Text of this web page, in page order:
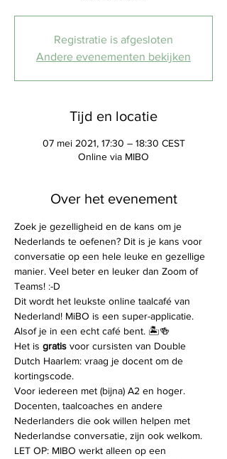
Registratie is afgesloten
Andere evenementen bekijken
Tijd en locatie
07 mei 2021, 17:30 – 18:30 CEST
Online via MIBO
Over het evenement
Zoek je gezelligheid en de kans om je
Nederlands te oefenen? Dit is je kans voor
conversatie op een hele leuke en gezellige
manier. Veel beter en leuker dan Zoom of
Teams! :-D
Dit wordt het leukste online taalcafé van
Nederland! MiBO is een super-applicatie.
Alsof je in een echt café bent. 🏝️🍻
Het is gratis voor cursisten van Double
Dutch Haarlem: vraag je docent om de
kortingscode.
Voor iedereen met (bijna) A2 en hoger.
Docenten, taalcoaches en andere
Nederlanders die ook willen helpen met
Nederlandse conversatie, zijn ook welkom.
LET OP: MIBO werkt alleen op een